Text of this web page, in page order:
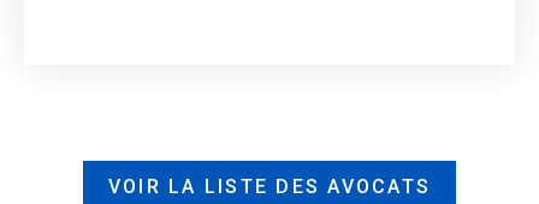
VOIR LA LISTE DES AVOCATS